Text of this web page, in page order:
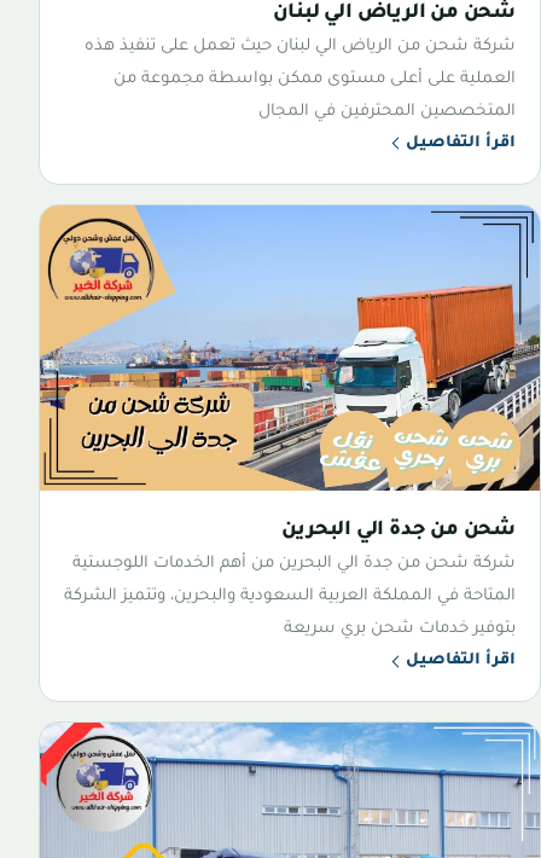
شحن من الرياض الي لبنان
شركة شحن من الرياض الي لبنان حيث تعمل على تنفيذ هذه
العملية على أعلى مستوى ممكن بواسطة مجموعة من
المتخصصين المحترفين في المجال
اقرأ التفاصيل
شحن من جدة الي البحرين
شركة شحن من جدة الي البحرين من أهم الخدمات اللوجستية
المتاحة في المملكة العربية السعودية والبحرين، وتتميز الشركة
بتوفير خدمات شحن بري سريعة
اقرأ التفاصيل